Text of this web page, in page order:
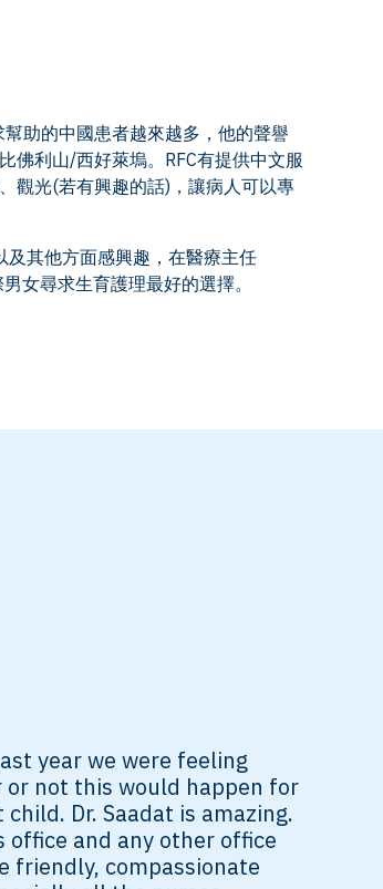
助的中國患者越來越多，他的聲譽
佛利山/西好萊塢。RFC有提供中文服
觀光(若有興趣的話)，讓病人可以專
其他方面感興趣，在醫療主任
女尋求生育護理最好的選擇。
year we were feeling
or not this would happen for
Dr. Saadat is amazing.
and any other office
friendly, compassionate